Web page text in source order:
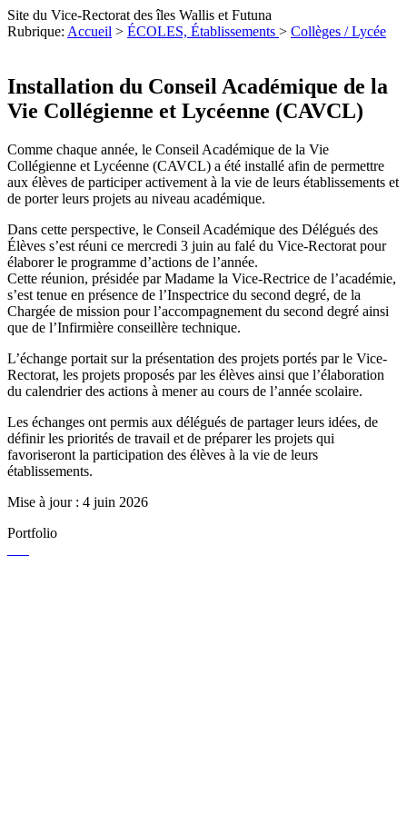
Site du Vice-Rectorat des îles Wallis et Futuna
Rubrique: Accueil > ÉCOLES, Établissements > Collèges / Lycée
Installation du Conseil Académique de la
Vie Collégienne et Lycéenne (CAVCL)
Comme chaque année, le Conseil Académique de la Vie
Collégienne et Lycéenne (CAVCL) a été installé afin de permettre
aux élèves de participer activement à la vie de leurs établissements et
de porter leurs projets au niveau académique.
Dans cette perspective, le Conseil Académique des Délégués des
Élèves s’est réuni ce mercredi 3 juin au falé du Vice-Rectorat pour
élaborer le programme d’actions de l’année.
Cette réunion, présidée par Madame la Vice-Rectrice de l’académie,
s’est tenue en présence de l’Inspectrice du second degré, de la
Chargée de mission pour l’accompagnement du second degré ainsi
que de l’Infirmière conseillère technique.
L’échange portait sur la présentation des projets portés par le Vice-
Rectorat, les projets proposés par les élèves ainsi que l’élaboration
du calendrier des actions à mener au cours de l’année scolaire.
Les échanges ont permis aux délégués de partager leurs idées, de
définir les priorités de travail et de préparer les projets qui
favoriseront la participation des élèves à la vie de leurs
établissements.
Mise à jour : 4 juin 2026
Portfolio